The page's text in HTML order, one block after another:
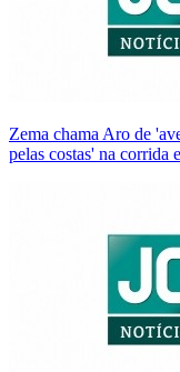
Zema chama Aro de
pelas costas' na corrida